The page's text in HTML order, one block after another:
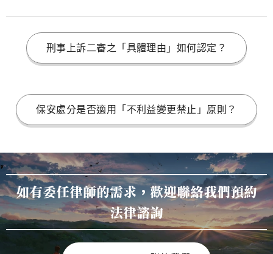
刑事上訴二審之「具體理由」如何認定？
保安處分是否適用「不利益變更禁止」原則？
如有委任律師的需求，歡迎聯絡我們預約
法律諮詢